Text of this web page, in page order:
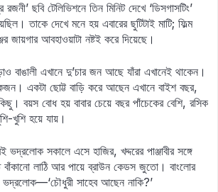
ছবি টেলিভিশনে তিন মিনিট দেখে ‘ডিসগাসটিং’
তাকে দেখে মনে হয় এবারের ছুটিটাই মাটি; ফিল্ম
জায়গার আবহাওয়াটা নষ্টই করে দিয়েছে।
বাঙালী এখানে দু’চার জন আছে যাঁরা এখানেই থাকেন।
একটা ছোট্ট বাড়ি করে আছেন এখানে বাইশ বছর,
বয়স বোধ হয় বাবার চেয়ে বছর পাঁচেকের বেশি, রসিক
খুশি হয়ে যায়।
সকালে এসে হাজির, খদ্দরের পাঞ্জাবীর সঙ্গে
বাঁকানো লাঠি আর পায়ে ব্রাউন কেডস জুতো। বাংলোর
ভদ্রলোক—‘চৌধুরী সাহেব আছেন নাকি?’